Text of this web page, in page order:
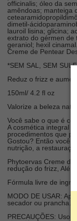
officinalis; óleo da
amêndoas; manteiga
dimetil-
lauroil lisina; glicina;
extrato do gérmen de
geraniol; hexil cinamal.
Creme de Pentear
*SEM SAL, SEM
Reduz o frizz e
150ml/ 4.2 fl oz
Valorize a beleza
Você sabe o que é
A cosmética integral
procedimentos que
Gostou? Então você
nutrição, a
Phytoervas Creme
redução do frizz,
Fórmula livre de
MODO DE USAR:
secador ou prancha.
PRECAUÇÕES: Uso